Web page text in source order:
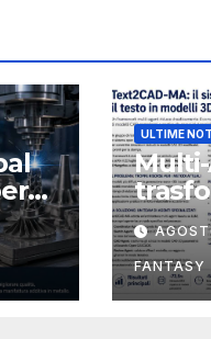
ULTIME
CAD
volte
FANTASY